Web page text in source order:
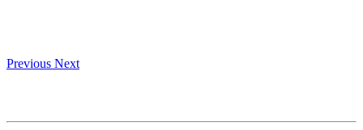
Previous Next